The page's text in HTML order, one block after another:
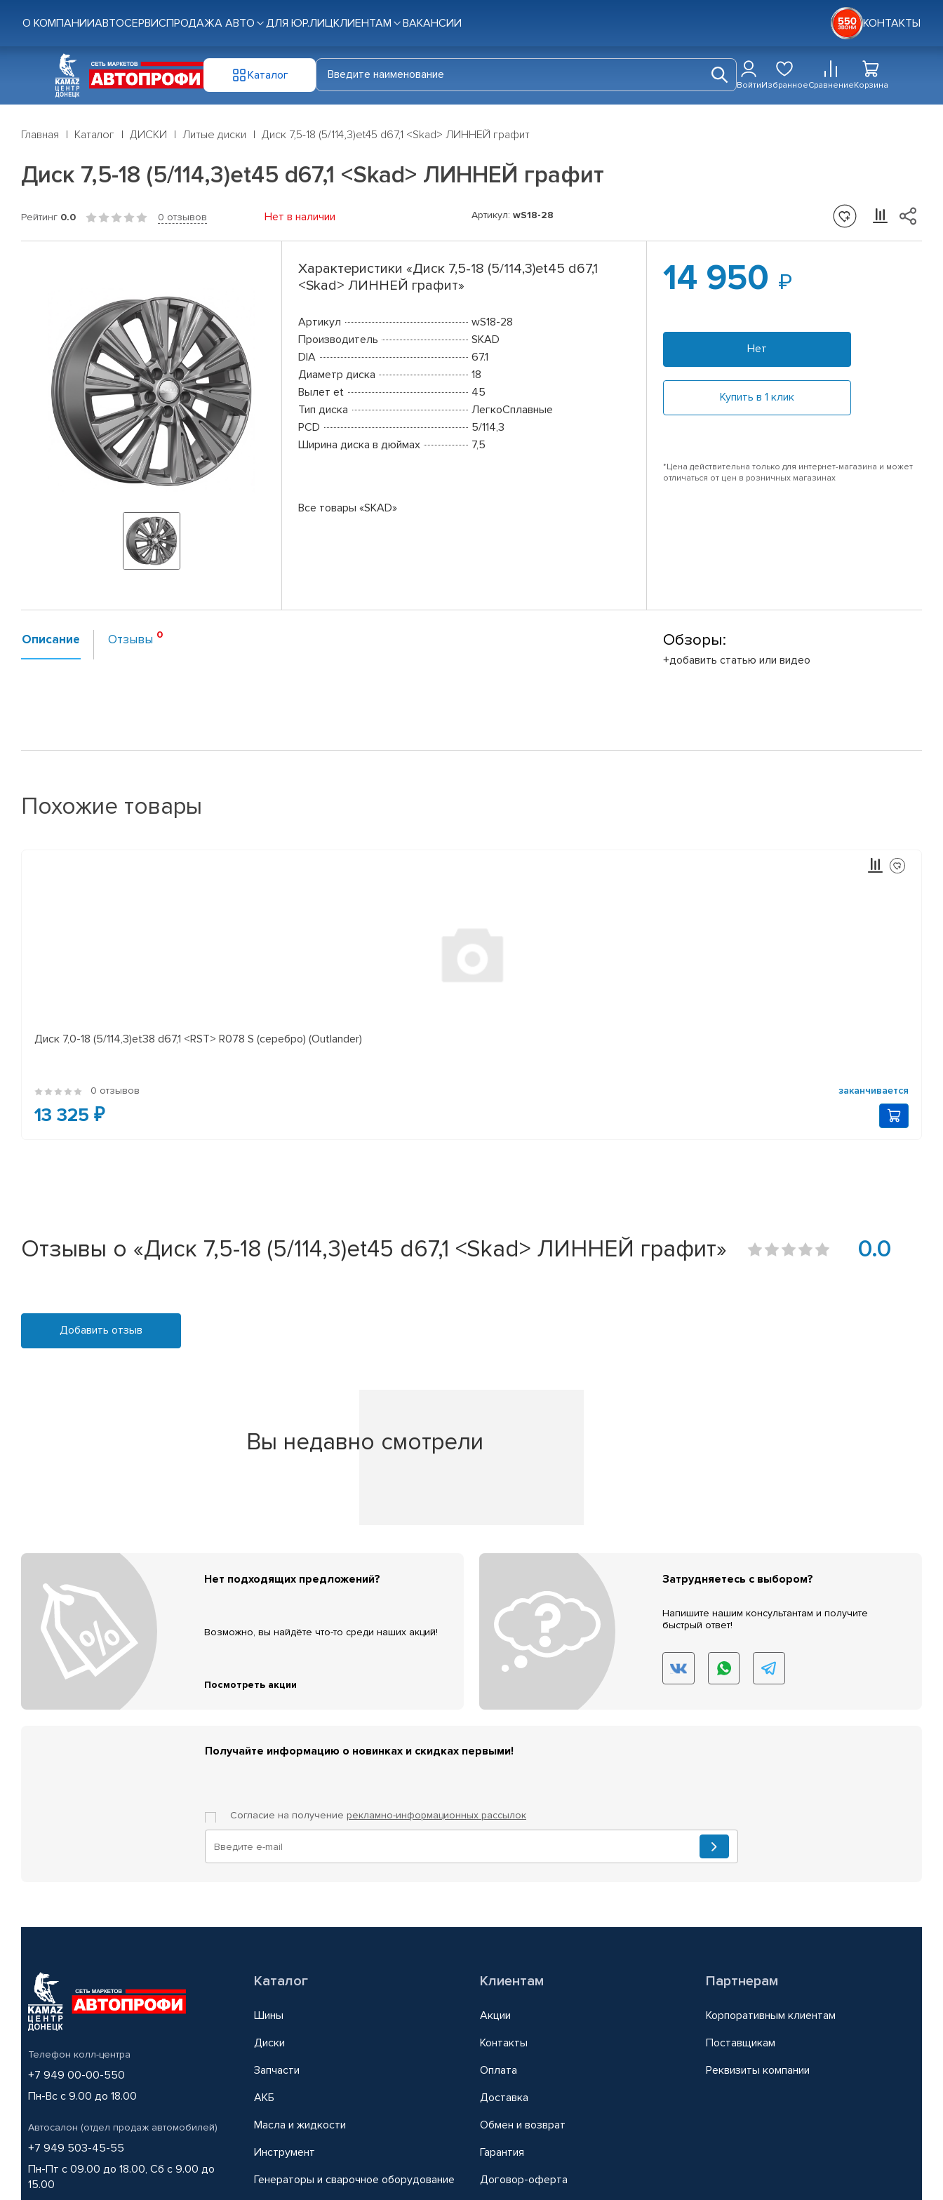
О КОМПАНИИАВТОСЕРВИСПРОДАЖА АВТО ДЛЯ ЮР.ЛИЦКЛИЕНТАМ ВАКАНСИИ КОНТАКТЫ
Каталог
ВойтиИзбранноеСравнениеКорзина
Главная Каталог ДИСКИ Литые диски Диск 7,5-18 (5/114,3)et45 d67,1 <Skad> ЛИННЕЙ графит
Диск 7,5-18 (5/114,3)et45 d67,1 <Skad> ЛИННЕЙ графит
Рейтинг 0.0 0 отзывов Нет в наличии Артикул: wS18-28
Характеристики «Диск 7,5-18 (5/114,3)et45 d67,1
<Skad> ЛИННЕЙ графит»
Артикул
wS18-28
Производитель
SKAD
DIA
67.1
Диаметр диска
18
Вылет et
45
Тип диска
ЛегкоСплавные
PCD
5/114,3
Ширина диска в дюймах
7,5
Все товары «SKAD»
14 950
Нет
Купить в 1 клик
*Цена действительна только для интернет-магазина и может
отличаться от цен в розничных магазинах
Описание Отзывы Обзоры:
+добавить статью или видео
Похожие товары
Диск 7,0-18 (5/114,3)et38 d67,1 <RST> R078 S (серебро) (Outlander)
0 отзывов заканчивается
13 325 ₽
Отзывы о «Диск 7,5-18 (5/114,3)et45 d67,1 <Skad> ЛИННЕЙ графит» 0.0
Добавить отзыв
Вы недавно смотрели
Нет подходящих предложений?
Возможно, вы найдёте что-то среди наших акций!
Посмотреть акции
Затрудняетесь с выбором?
Напишите нашим консультантам и получите
быстрый ответ!
Получайте информацию о новинках и скидках первыми!
Согласие на получение рекламно-информационных рассылок
Телефон колл-центра
+7 949 00-00-550
Пн-Вс с 9.00 до 18.00
Автосалон (отдел продаж автомобилей)
+7 949 503-45-55
Пн-Пт с 09.00 до 18.00, Сб с 9.00 до
15.00
Каталог
Шины
Диски
Запчасти
АКБ
Масла и жидкости
Инструмент
Генераторы и сварочное оборудование
Клиентам
Акции
Контакты
Оплата
Доставка
Обмен и возврат
Гарантия
Договор-оферта
Партнерам
Корпоративным клиентам
Поставщикам
Реквизиты компании